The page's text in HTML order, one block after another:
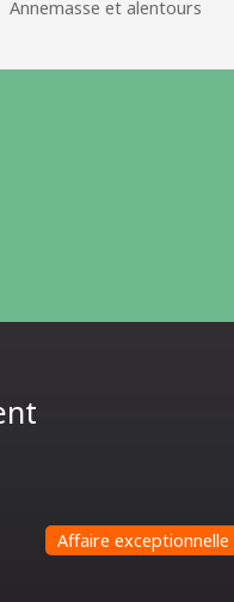
Annemasse et alentours
Très rare